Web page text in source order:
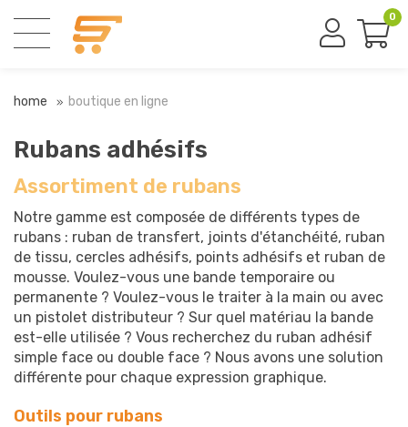
0
home boutique en ligne
Rubans adhésifs
Assortiment de rubans
Notre gamme est composée de différents types de
rubans : ruban de transfert, joints d'étanchéité, ruban
de tissu, cercles adhésifs, points adhésifs et ruban de
mousse. Voulez-vous une bande temporaire ou
permanente ? Voulez-vous le traiter à la main ou avec
un pistolet distributeur ? Sur quel matériau la bande
est-elle utilisée ? Vous recherchez du ruban adhésif
simple face ou double face ? Nous avons une solution
différente pour chaque expression graphique.
Outils pour rubans